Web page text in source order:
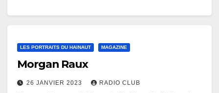
LES PORTRAITS DU HAINAUT MAGAZINE
Morgan Raux
26 JANVIER 2023 RADIO CLUB